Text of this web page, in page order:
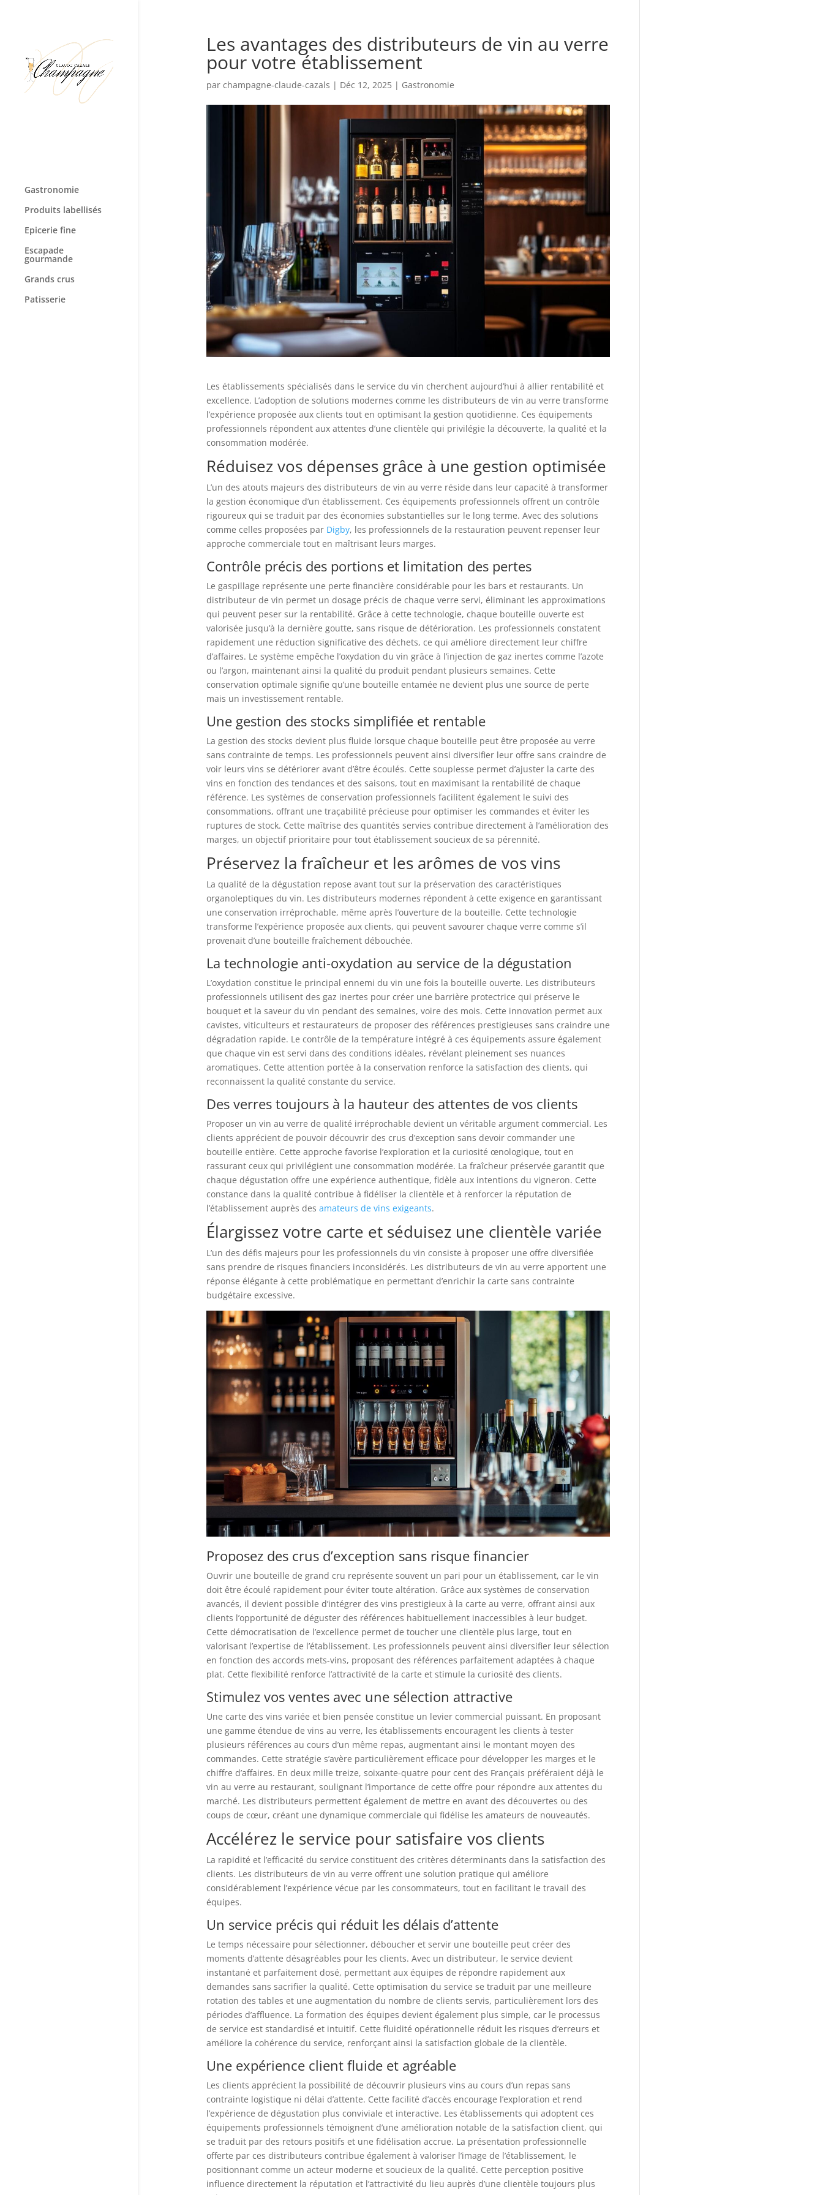
Gastronomie
Produits labellisés
Epicerie fine
Escapade
gourmande
Grands crus
Patisserie
Les avantages des distributeurs de vin au verre
pour votre établissement
par champagne-claude-cazals | Déc 12, 2025| Gastronomie
Les établissements spécialisés dans le service du vin cherchent aujourd’hui à allier rentabilité et
excellence. L’adoption de solutions modernes comme les distributeurs de vin au verre transforme
l’expérience proposée aux clients tout en optimisant la gestion quotidienne. Ces équipements
professionnels répondent aux attentes d’une clientèle qui privilégie la découverte, la qualité et la
consommation modérée.
Réduisez vos dépenses grâce à une gestion optimisée
L’un des atouts majeurs des distributeurs de vin au verre réside dans leur capacité à transformer
la gestion économique d’un établissement. Ces équipements professionnels offrent un contrôle
rigoureux qui se traduit par des économies substantielles sur le long terme. Avec des solutions
comme celles proposées par Digby, les professionnels de la restauration peuvent repenser leur
approche commerciale tout en maîtrisant leurs marges.
Contrôle précis des portions et limitation des pertes
Le gaspillage représente une perte financière considérable pour les bars et restaurants. Un
distributeur de vin permet un dosage précis de chaque verre servi, éliminant les approximations
qui peuvent peser sur la rentabilité. Grâce à cette technologie, chaque bouteille ouverte est
valorisée jusqu’à la dernière goutte, sans risque de détérioration. Les professionnels constatent
rapidement une réduction significative des déchets, ce qui améliore directement leur chiffre
d’affaires. Le système empêche l’oxydation du vin grâce à l’injection de gaz inertes comme l’azote
ou l’argon, maintenant ainsi la qualité du produit pendant plusieurs semaines. Cette
conservation optimale signifie qu’une bouteille entamée ne devient plus une source de perte
mais un investissement rentable.
Une gestion des stocks simplifiée et rentable
La gestion des stocks devient plus fluide lorsque chaque bouteille peut être proposée au verre
sans contrainte de temps. Les professionnels peuvent ainsi diversifier leur offre sans craindre de
voir leurs vins se détériorer avant d’être écoulés. Cette souplesse permet d’ajuster la carte des
vins en fonction des tendances et des saisons, tout en maximisant la rentabilité de chaque
référence. Les systèmes de conservation professionnels facilitent également le suivi des
consommations, offrant une traçabilité précieuse pour optimiser les commandes et éviter les
ruptures de stock. Cette maîtrise des quantités servies contribue directement à l’amélioration des
marges, un objectif prioritaire pour tout établissement soucieux de sa pérennité.
Préservez la fraîcheur et les arômes de vos vins
La qualité de la dégustation repose avant tout sur la préservation des caractéristiques
organoleptiques du vin. Les distributeurs modernes répondent à cette exigence en garantissant
une conservation irréprochable, même après l’ouverture de la bouteille. Cette technologie
transforme l’expérience proposée aux clients, qui peuvent savourer chaque verre comme s’il
provenait d’une bouteille fraîchement débouchée.
La technologie anti-oxydation au service de la dégustation
L’oxydation constitue le principal ennemi du vin une fois la bouteille ouverte. Les distributeurs
professionnels utilisent des gaz inertes pour créer une barrière protectrice qui préserve le
bouquet et la saveur du vin pendant des semaines, voire des mois. Cette innovation permet aux
cavistes, viticulteurs et restaurateurs de proposer des références prestigieuses sans craindre une
dégradation rapide. Le contrôle de la température intégré à ces équipements assure également
que chaque vin est servi dans des conditions idéales, révélant pleinement ses nuances
aromatiques. Cette attention portée à la conservation renforce la satisfaction des clients, qui
reconnaissent la qualité constante du service.
Des verres toujours à la hauteur des attentes de vos clients
Proposer un vin au verre de qualité irréprochable devient un véritable argument commercial. Les
clients apprécient de pouvoir découvrir des crus d’exception sans devoir commander une
bouteille entière. Cette approche favorise l’exploration et la curiosité œnologique, tout en
rassurant ceux qui privilégient une consommation modérée. La fraîcheur préservée garantit que
chaque dégustation offre une expérience authentique, fidèle aux intentions du vigneron. Cette
constance dans la qualité contribue à fidéliser la clientèle et à renforcer la réputation de
l’établissement auprès des amateurs de vins exigeants.
Élargissez votre carte et séduisez une clientèle variée
L’un des défis majeurs pour les professionnels du vin consiste à proposer une offre diversifiée
sans prendre de risques financiers inconsidérés. Les distributeurs de vin au verre apportent une
réponse élégante à cette problématique en permettant d’enrichir la carte sans contrainte
budgétaire excessive.
Proposez des crus d’exception sans risque financier
Ouvrir une bouteille de grand cru représente souvent un pari pour un établissement, car le vin
doit être écoulé rapidement pour éviter toute altération. Grâce aux systèmes de conservation
avancés, il devient possible d’intégrer des vins prestigieux à la carte au verre, offrant ainsi aux
clients l’opportunité de déguster des références habituellement inaccessibles à leur budget.
Cette démocratisation de l’excellence permet de toucher une clientèle plus large, tout en
valorisant l’expertise de l’établissement. Les professionnels peuvent ainsi diversifier leur sélection
en fonction des accords mets-vins, proposant des références parfaitement adaptées à chaque
plat. Cette flexibilité renforce l’attractivité de la carte et stimule la curiosité des clients.
Stimulez vos ventes avec une sélection attractive
Une carte des vins variée et bien pensée constitue un levier commercial puissant. En proposant
une gamme étendue de vins au verre, les établissements encouragent les clients à tester
plusieurs références au cours d’un même repas, augmentant ainsi le montant moyen des
commandes. Cette stratégie s’avère particulièrement efficace pour développer les marges et le
chiffre d’affaires. En deux mille treize, soixante-quatre pour cent des Français préféraient déjà le
vin au verre au restaurant, soulignant l’importance de cette offre pour répondre aux attentes du
marché. Les distributeurs permettent également de mettre en avant des découvertes ou des
coups de cœur, créant une dynamique commerciale qui fidélise les amateurs de nouveautés.
Accélérez le service pour satisfaire vos clients
La rapidité et l’efficacité du service constituent des critères déterminants dans la satisfaction des
clients. Les distributeurs de vin au verre offrent une solution pratique qui améliore
considérablement l’expérience vécue par les consommateurs, tout en facilitant le travail des
équipes.
Un service précis qui réduit les délais d’attente
Le temps nécessaire pour sélectionner, déboucher et servir une bouteille peut créer des
moments d’attente désagréables pour les clients. Avec un distributeur, le service devient
instantané et parfaitement dosé, permettant aux équipes de répondre rapidement aux
demandes sans sacrifier la qualité. Cette optimisation du service se traduit par une meilleure
rotation des tables et une augmentation du nombre de clients servis, particulièrement lors des
périodes d’affluence. La formation des équipes devient également plus simple, car le processus
de service est standardisé et intuitif. Cette fluidité opérationnelle réduit les risques d’erreurs et
améliore la cohérence du service, renforçant ainsi la satisfaction globale de la clientèle.
Une expérience client fluide et agréable
Les clients apprécient la possibilité de découvrir plusieurs vins au cours d’un repas sans
contrainte logistique ni délai d’attente. Cette facilité d’accès encourage l’exploration et rend
l’expérience de dégustation plus conviviale et interactive. Les établissements qui adoptent ces
équipements professionnels témoignent d’une amélioration notable de la satisfaction client, qui
se traduit par des retours positifs et une fidélisation accrue. La présentation professionnelle
offerte par ces distributeurs contribue également à valoriser l’image de l’établissement, le
positionnant comme un acteur moderne et soucieux de la qualité. Cette perception positive
influence directement la réputation et l’attractivité du lieu auprès d’une clientèle toujours plus